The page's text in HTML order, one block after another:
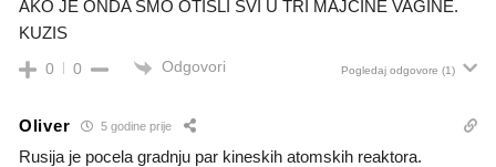
AKO JE ONDA SMO OTISLI SVI U TRI MAJCINE VAGINE.
KUZIS
0 0 Odgovori Pogledaj odgovore (1)
Oliver 5 godine prije
Rusija je pocela gradnju par kineskih atomskih reaktora.